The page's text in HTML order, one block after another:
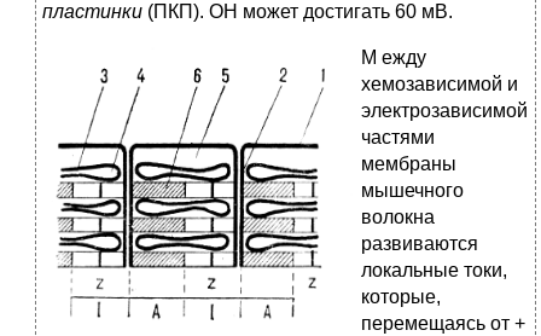
пластинки (ПКП). ОН может достигать 60 мВ.
М ежду
хемозависимой и
электрозависимой
частями
мембраны
мышечного
волокна
развиваются
локальные токи,
которые,
перемещаясь от +